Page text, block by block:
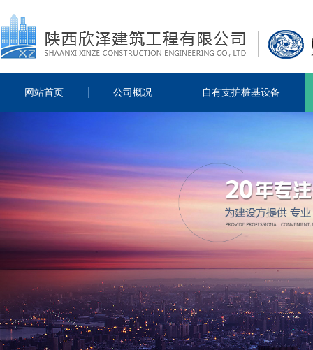
网站首页 公司概况 自有支护桩基设备